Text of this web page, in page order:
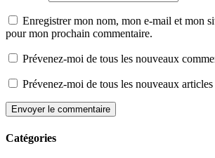
Enregistrer mon nom, mon e-mail et mon
pour mon prochain commentaire.
Prévenez-moi de tous les nouveaux
Prévenez-moi de tous les nouveaux
Catégories